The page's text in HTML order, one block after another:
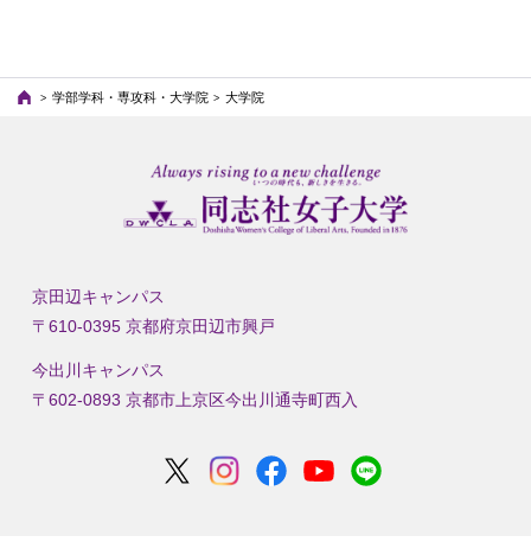
学部学科・専攻科・大学院 大学院
京田辺キャンパス
〒610-0395 京都府京田辺市興戸
今出川キャンパス
〒602-0893 京都市上京区今出川通寺町西入